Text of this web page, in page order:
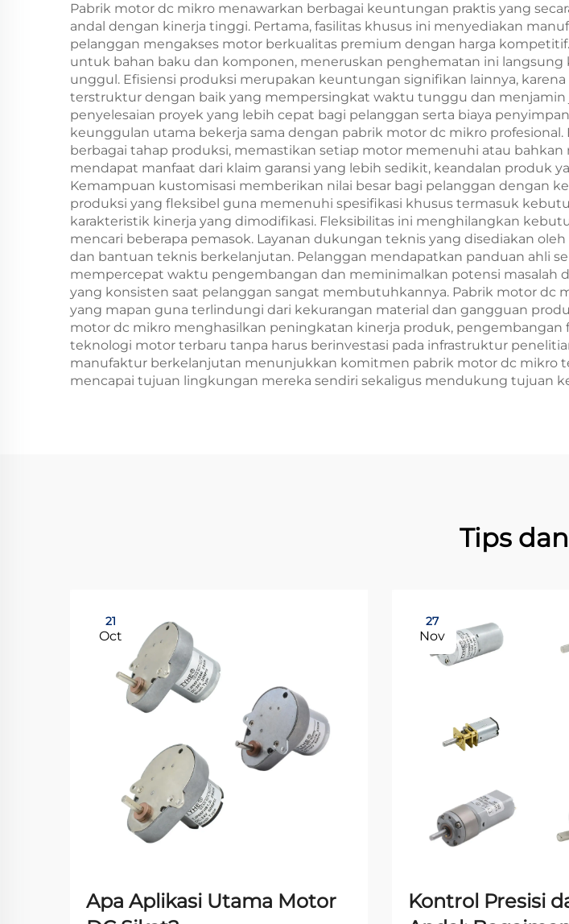
Pabrik motor dc mikro menawarkan berbagai keuntungan praktis yang
andal dengan kinerja tinggi. Pertama, fasilitas khusus ini menyediakan
pelanggan mengakses motor berkualitas premium dengan harga
untuk bahan baku dan komponen, meneruskan penghematan ini
unggul. Efisiensi produksi merupakan keuntungan signifikan lainnya,
terstruktur dengan baik yang mempersingkat waktu tunggu dan
penyelesaian proyek yang lebih cepat bagi pelanggan serta biaya
keunggulan utama bekerja sama dengan pabrik motor dc mikro
berbagai tahap produksi, memastikan setiap motor memenuhi atau
mendapat manfaat dari klaim garansi yang lebih sedikit, keandalan produk
Kemampuan kustomisasi memberikan nilai besar bagi pelanggan dengan
produksi yang fleksibel guna memenuhi spesifikasi khusus termasuk
karakteristik kinerja yang dimodifikasi. Fleksibilitas ini menghilangkan
mencari beberapa pemasok. Layanan dukungan teknis yang disediakan
dan bantuan teknis berkelanjutan. Pelanggan mendapatkan panduan ahli
mempercepat waktu pengembangan dan meminimalkan potensi masalah
yang konsisten saat pelanggan sangat membutuhkannya. Pabrik motor
yang mapan guna terlindungi dari kekurangan material dan gangguan
motor dc mikro menghasilkan peningkatan kinerja produk,
teknologi motor terbaru tanpa harus berinvestasi pada infrastruktur
manufaktur berkelanjutan menunjukkan komitmen pabrik motor dc mikro
mencapai tujuan lingkungan mereka sendiri sekaligus mendukung tujuan
Tips
21
Oct
Apa Aplikasi Utama Motor
27
Nov
Kontrol Presisi